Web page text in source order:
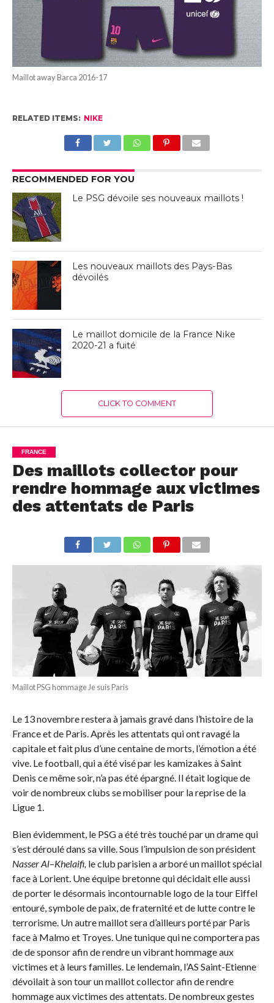
Maillot away Barca 2016-17
RELATED ITEMS: NIKE
RECOMMENDED FOR YOU
Le PSG dévoile ses nouveaux maillots !
Les nouveaux maillots des Pays-Bas
dévoilés
Le maillot domicile de la France Nike
2020-21 a fuité
CLICK TO COMMENT
FRANCE
Des maillots collector pour
rendre hommage aux victimes
des attentats de Paris
Maillot PSG hommage Je suis Paris
Le 13 novembre restera à jamais gravé dans l’histoire de la
France et de Paris. Après les attentats qui ont ravagé la
capitale et fait plus d’une centaine de morts, l’émotion a été
vive. Le football, qui a été visé par les kamizakes à Saint
Denis ce même soir, n’a pas été épargné. Il était logique de
voir de nombreux clubs se mobiliser pour la reprise de la
Ligue 1.
Bien évidemment, le PSG a été très touché par un drame qui
s’est déroulé dans sa ville. Sous l’impulsion de son président
Nasser Al–Khelaifi, le club parisien a arboré un maillot spécial
face à Lorient. Une équipe bretonne qui décidait elle aussi
de porter le désormais incontournable logo de la tour Eiffel
entouré, symbole de paix, de fraternité et de lutte contre le
terrorisme. Un autre maillot sera d’ailleurs porté par Paris
face à Malmo et Troyes. Une tunique qui ne comportera pas
de de sponsor afin de rendre un vibrant hommage aux
victimes et à leurs familles. Le lendemain, l’AS Saint-Etienne
dévoilait à son tour un maillot collector afin de rendre
hommage aux victimes des attentats. De nombreux gestes